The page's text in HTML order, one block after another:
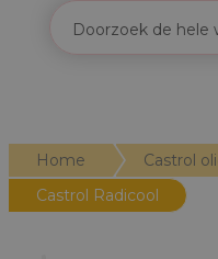
Home
Castrol
Castrol Radicool